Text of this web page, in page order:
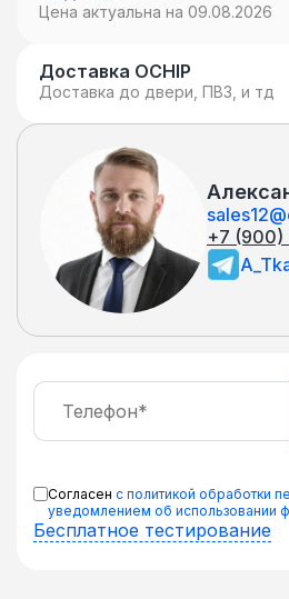
Цена актуальна на 09.08.2026
Доставка OCHIP
Доставка до двери, ПВЗ, и тд
+7 (900)
Согласен с политикой обработки
уведомлением об использовании
Бесплатное тестирование